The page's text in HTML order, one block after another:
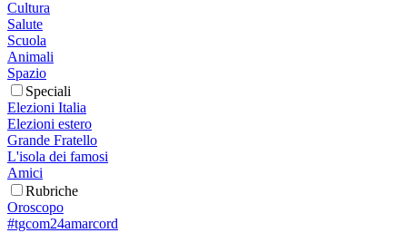
Cultura
Salute
Scuola
Animali
Spazio
Speciali
Elezioni Italia
Elezioni estero
Grande Fratello
L'isola dei famosi
Amici
Rubriche
Oroscopo
#tgcom24amarcord